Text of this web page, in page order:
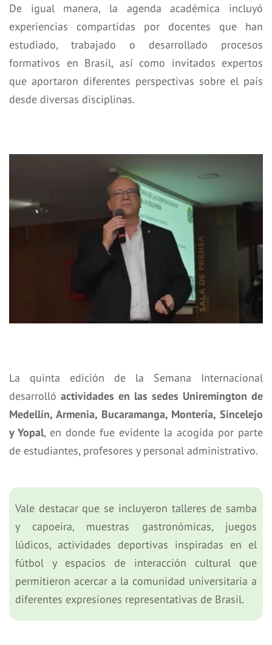
De igual manera, la agenda académica incluyó
experiencias compartidas por docentes que han
estudiado, trabajado o desarrollado procesos
formativos en Brasil, así como invitados expertos
que aportaron diferentes perspectivas sobre el país
desde diversas disciplinas.
La quinta edición de la Semana Internacional
desarrolló actividades en las sedes Uniremington de
Medellín, Armenia, Bucaramanga, Montería, Sincelejo
y Yopal, en donde fue evidente la acogida por parte
de estudiantes, profesores y personal administrativo.
Vale destacar que se incluyeron talleres de samba
y capoeira, muestras gastronómicas, juegos
lúdicos, actividades deportivas inspiradas en el
fútbol y espacios de interacción cultural que
permitieron acercar a la comunidad universitaria a
diferentes expresiones representativas de Brasil.